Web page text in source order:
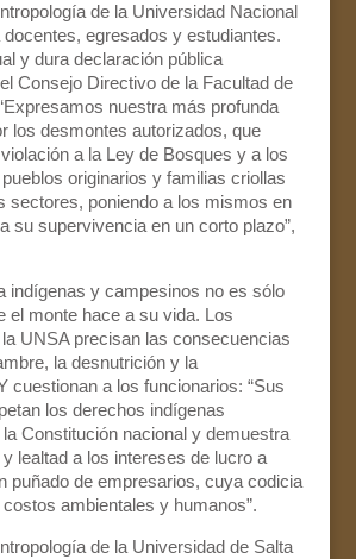
de la Universidad Nacional
docentes, egresados y estudiantes.
y dura declaración pública
Consejo Directivo de la Facultad de
nuestra más profunda
los desmontes autorizados, que
a la Ley de Bosques y a los
originarios y familias criollas
sectores, poniendo a los mismos en
su supervivencia en un corto plazo”,
indígenas y campesinos no es sólo
el monte hace a su vida. Los
UNSA precisan las consecuencias
la desnutrición y la
cuestionan a los funcionarios: “Sus
los derechos indígenas
Constitución nacional y demuestra
lealtad a los intereses de lucro a
puñado de empresarios, cuya codicia
ambientales y humanos”.
de la Universidad de Salta